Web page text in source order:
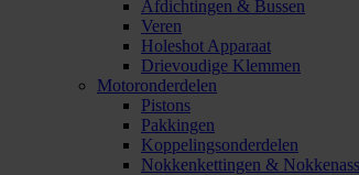
Afdichtingen & Bussen
Veren
Holeshot Apparaat
Drievoudige Klemmen
Motoronderdelen
Pistons
Pakkingen
Koppelingsonderdelen
Nokkenkettingen &